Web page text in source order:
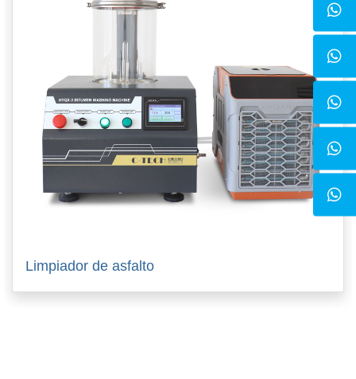
Limpiador de asfalto